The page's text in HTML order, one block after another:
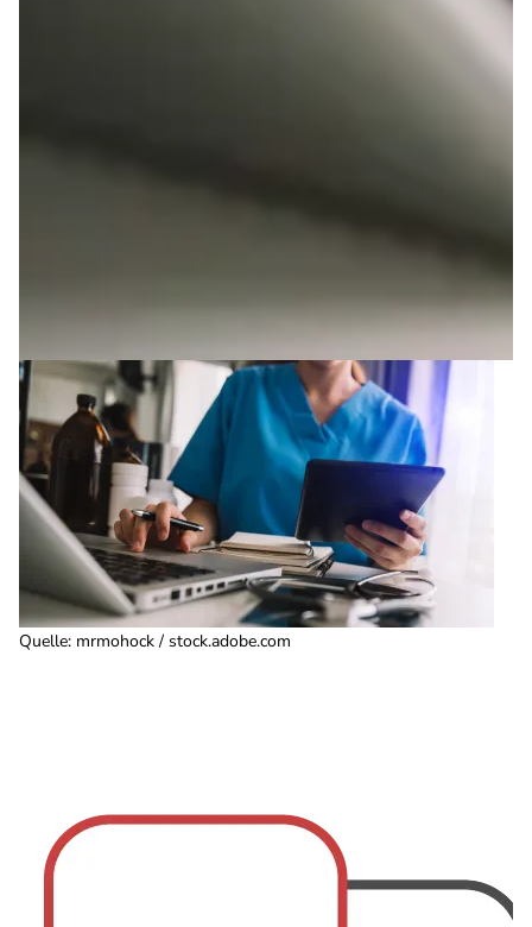
Quelle: mrmohock / stock.adobe.com